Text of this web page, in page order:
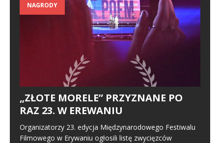
NAGRODY
„ZŁOTE MORELE” PRZYZNANE PO
RAZ 23. W EREWANIU
Organizatorzy 23. edycja Międzynarodowego Festiwalu
Filmowego w Erywaniu ogłosili listę zwycięzców